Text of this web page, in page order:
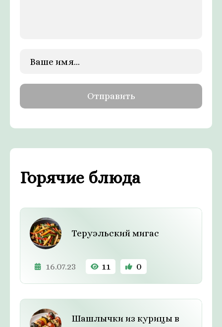
Горячие блюда
Теруэльский мигас
16.07.23 11 0
Шашлычки из курицы в